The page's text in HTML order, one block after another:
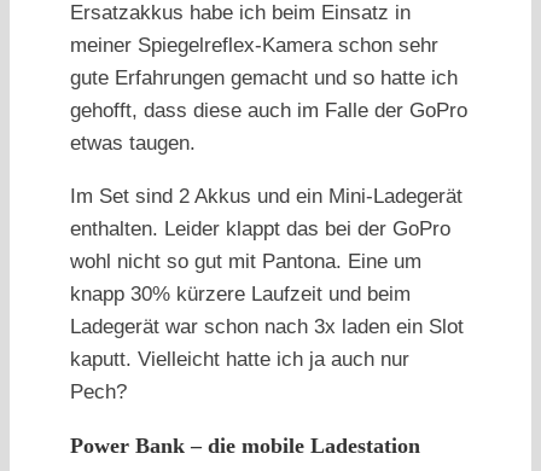
Ersatzakkus habe ich beim Einsatz in
meiner Spiegelreflex-Kamera schon sehr
gute Erfahrungen gemacht und so hatte ich
gehofft, dass diese auch im Falle der GoPro
etwas taugen.
Im Set sind 2 Akkus und ein Mini-Ladegerät
enthalten. Leider klappt das bei der GoPro
wohl nicht so gut mit Pantona. Eine um
knapp 30% kürzere Laufzeit und beim
Ladegerät war schon nach 3x laden ein Slot
kaputt. Vielleicht hatte ich ja auch nur
Pech?
Power Bank – die mobile Ladestation